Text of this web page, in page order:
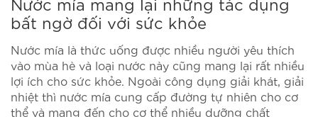
bất ngờ đối với sức khỏe
Nước mía là thức uống được nhiều người yêu thích
vào mùa hè và loại nước này cũng mang lại rất nhiều
lợi ích cho sức khỏe. Ngoài công dụng giải khát, giải
nhiệt thì nước mía cung cấp đường tự nhiên cho cơ
thể và mang đến cho cơ thể nhiều dưỡng chất